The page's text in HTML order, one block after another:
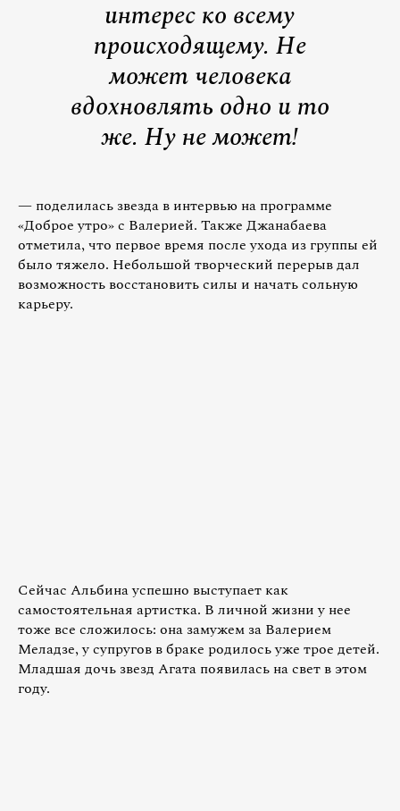
интерес ко всему
происходящему. Не
может человека
вдохновлять одно и то
же. Ну не может!
— поделилась звезда в интервью на программе
«Доброе утро» с Валерией. Также Джанабаева
отметила, что первое время после ухода из группы ей
было тяжело. Небольшой творческий перерыв дал
возможность восстановить силы и начать сольную
карьеру.
Сейчас Альбина успешно выступает как
самостоятельная артистка. В личной жизни у нее
тоже все сложилось: она замужем за Валерием
Меладзе, у супругов в браке родилось уже трое детей.
Младшая дочь звезд Агата появилась на свет в этом
году.